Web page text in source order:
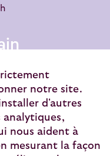
notre site.
d'autres
analytiques,
nous aident à
mesurant la façon